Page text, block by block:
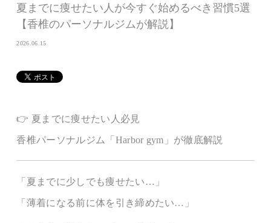
夏までに痩せたい人が今すぐ始めるべき習慣5選
【香椎のパーソナルジムが解説】
2026.06.15
👉 夏までに痩せたい人必見
香椎パーソナルジム「Harbor gym」が徹底解説
「夏までに少しでも痩せたい…」
「薄着になる前に体を引き締めたい…」